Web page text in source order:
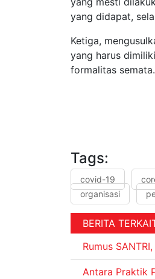
yang didapat,
Ketiga,
yang harus
formalitas semata.
Tags:
covid-19
organisasi
BERITA
Rumus
Antara Praktik